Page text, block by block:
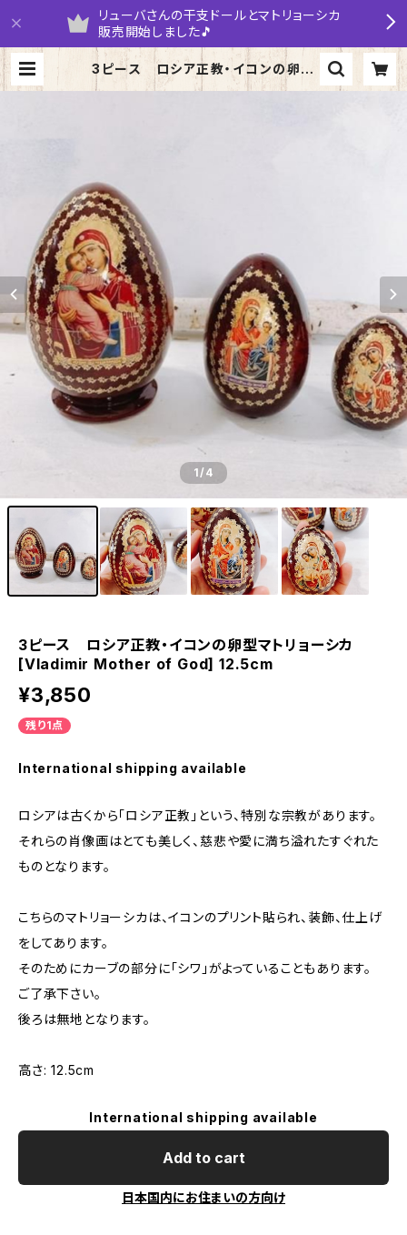
リューバさんの干支ドールとマトリョーシカ
販売開始しました🎵
3ピース ロシア正教・イコンの卵型
マトリョーシカ [Vladimir Mothe
1/4
3ピース ロシア正教・イコンの卵型マトリョーシカ
[Vladimir Mother of God] 12.5cm
¥3,850
残り1点
International shipping available
ロシアは古くから「ロシア正教」という、特別な宗教があります。
それらの肖像画はとても美しく、慈悲や愛に満ち溢れたすぐれた
ものとなります。
こちらのマトリョーシカは、イコンのプリント貼られ、装飾、仕上げ
をしてあります。
そのためにカーブの部分に「シワ」がよっていることもあります。
ご了承下さい。
後ろは無地となります。
高さ: 12.5cm
International shipping available
Add to cart
日本国内にお住まいの方向け